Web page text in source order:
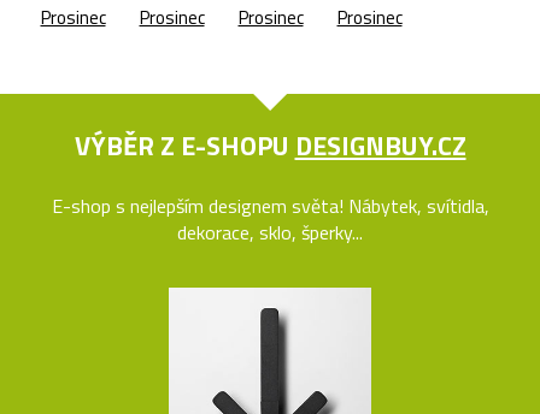
Prosinec
Prosinec
Prosinec
Prosinec
VÝBĚR Z E-SHOPU DESIGNBUY.CZ
E-shop s nejlepším designem světa! Nábytek, svítidla,
dekorace, sklo, šperky...